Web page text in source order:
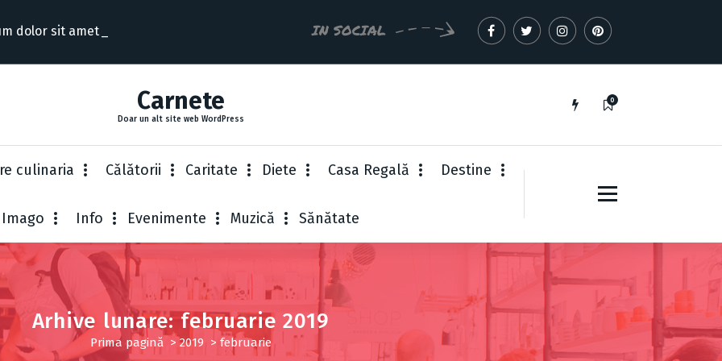
dolor sit amet consectet IN SOCIAL
Carnete
Doar un alt site web WordPress
0
culinaria Cǎlǎtorii Caritate Diete Casa Regală Destine
Imago Info Evenimente Muzică Sănătate
Arhive lunare: februarie 2019
Prima pagină > 2019> februarie